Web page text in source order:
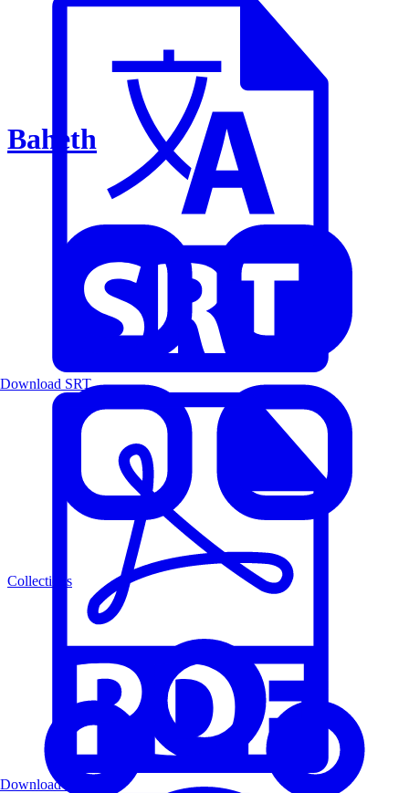
Baheth
Collections
Download SRT
Download PDF